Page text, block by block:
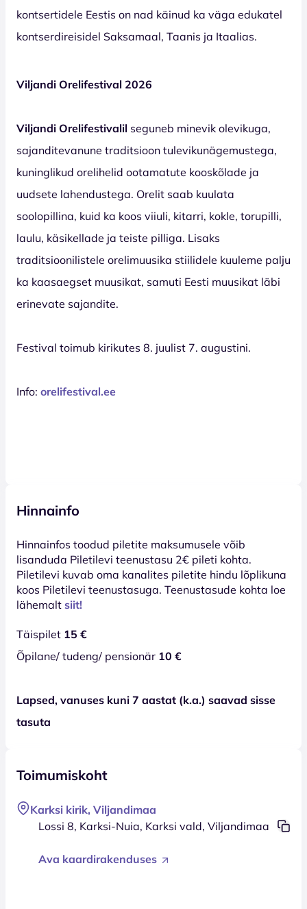
kontsertidele Eestis on nad käinud ka väga edukatel
kontserdireisidel Saksamaal, Taanis ja Itaalias.
Viljandi Orelifestival 2026
Viljandi Orelifestivalil seguneb minevik olevikuga,
sajanditevanune traditsioon tulevikunägemustega,
kuninglikud orelihelid ootamatute kooskõlade ja
uudsete lahendustega. Orelit saab kuulata
soolopillina, kuid ka koos viiuli, kitarri, kokle, torupilli,
laulu, käsikellade ja teiste pilliga. Lisaks
traditsioonilistele orelimuusika stiilidele kuuleme palju
ka kaasaegset muusikat, samuti Eesti muusikat läbi
erinevate sajandite.
Festival toimub kirikutes 8. juulist 7. augustini.
Info: orelifestival.ee
Hinnainfo
Hinnainfos toodud piletite maksumusele võib
lisanduda Piletilevi teenustasu 2€ pileti kohta.
Piletilevi kuvab oma kanalites piletite hindu lõplikuna
koos Piletilevi teenustasuga. Teenustasude kohta loe
lähemalt siit!
Täispilet 15 €
Õpilane/ tudeng/ pensionär 10 €
Lapsed, vanuses kuni 7 aastat (k.a.) saavad sisse
tasuta
Toimumiskoht
Karksi kirik, Viljandimaa
Lossi 8, Karksi-Nuia, Karksi vald, Viljandimaa
Ava kaardirakenduses